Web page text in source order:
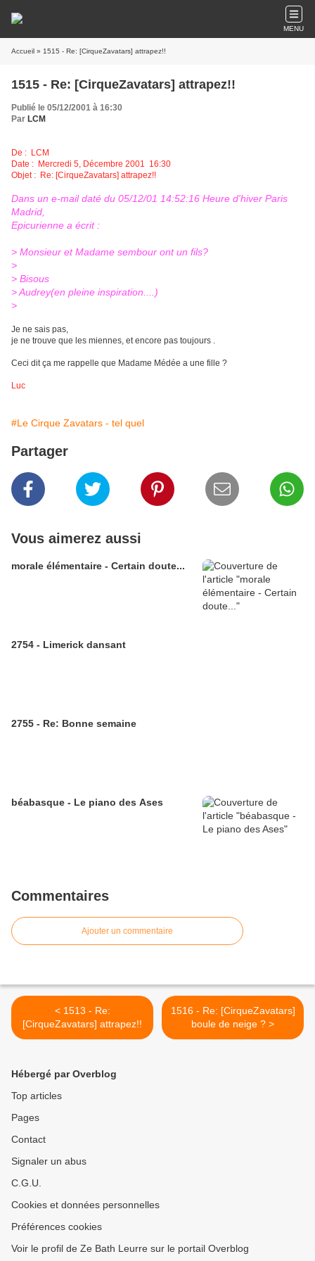
MENU
Accueil » 1515 - Re: [CirqueZavatars] attrapez!!
1515 - Re: [CirqueZavatars] attrapez!!
Publié le 05/12/2001 à 16:30
Par LCM
De : LCM
Date : Mercredi 5, Décembre 2001 16:30
Objet : Re: [CirqueZavatars] attrapez!!
Dans un e-mail daté du 05/12/01 14:52:16 Heure d'hiver Paris
Madrid,
Epicurienne a écrit :
> Monsieur et Madame sembour ont un fils?
>
> Bisous
> Audrey(en pleine inspiration....)
>
Je ne sais pas,
je ne trouve que les miennes, et encore pas toujours .
Ceci dit ça me rappelle que Madame Médée a une fille ?
Luc
#Le Cirque Zavatars - tel quel
Partager
Vous aimerez aussi
morale élémentaire - Certain doute...
2754 - Limerick dansant
2755 - Re: Bonne semaine
béabasque - Le piano des Ases
Commentaires
Ajouter un commentaire
< 1513 - Re:
[CirqueZavatars] attrapez!!
1516 - Re: [CirqueZavatars]
boule de neige ? >
Hébergé par Overblog
Top articles
Pages
Contact
Signaler un abus
C.G.U.
Cookies et données personnelles
Préférences cookies
Voir le profil de Ze Bath Leurre sur le portail Overblog